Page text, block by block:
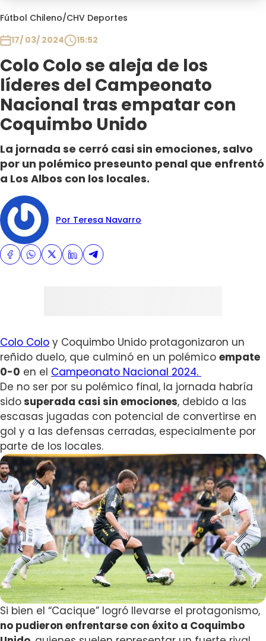
Fútbol Chileno/CHV Deportes
17/ 03/ 2024
15:52
Colo Colo se aleja de los
líderes del Campeonato
Nacional tras empatar con
Coquimbo Unido
La jornada se cerró casi sin emociones, salvo
por un polémico preseunto penal que enfrentó
a Los Albos con los locales.
Por Teresa Navarro
Colo Colo y Coquimbo Unido protagonizaron un
reñido duelo, que culminó en un polémico empate
0-0 en el Campeonato Nacional 2024.
De no ser por su polémico final, la jornada habría
sidosuperada casi sin emociones, debido a las
escasas jugadas con potencial de convertirse en
gol y a las defensas cerradas, especialmente por
parte de los locales.
Si bien el “Cacique” logró llevarse el protagonismo,
no pudieron enfrentarse con éxito a Coquimbo
Programas
Club De La Comedia
Contigo en Directo
Plan Perfecto
El Tiempo
Sabingo
Todos Los Programas